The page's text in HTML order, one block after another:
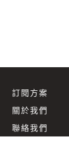
訂閱方案
關於我們
聯絡我們